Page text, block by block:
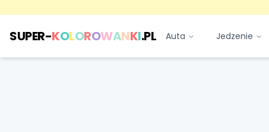
SUPER-KOLOROWANKI.PL Auta Jedzenie